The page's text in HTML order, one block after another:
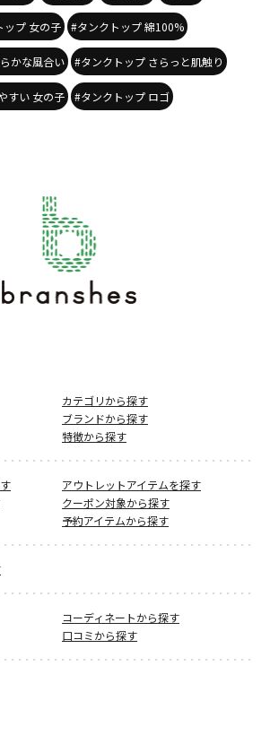
ップ 女の子 #タンクトップ 綿100%
かな風合い #タンクトップ さらっと肌触り
すい 女の子 #タンクトップ ロゴ
カテゴリから探す
ブランドから探す
特徴から探す
アウトレットアイテムを探す
クーポン対象から探す
予約アイテムから探す
コーディネートから探す
口コミから探す